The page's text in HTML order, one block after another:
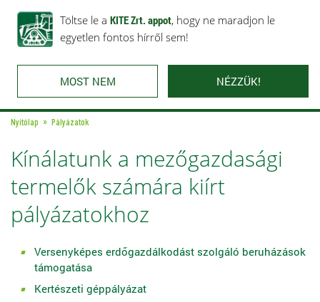
Töltse le a KITE Zrt. appot, hogy ne maradjon le
egyetlen fontos hírről sem!
MOST NEM NÉZZÜK!
Rólunk Ajánlataink Karrier Kapcsolat
Nyitólap Pályázatok
Kínálatunk a mezőgazdasági
termelők számára kiírt
pályázatokhoz
Versenyképes erdőgazdálkodást szolgáló beruházások
támogatása
Kertészeti géppályázat